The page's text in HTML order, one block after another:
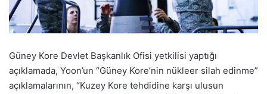
Güney Kore Devlet Başkanlık Ofisi yetkilisi yaptığı
açıklamada, Yoon’un “Güney Kore’nin nükleer silah edinme”
açıklamalarının, “Kuzey Kore tehdidine karşı ulusun